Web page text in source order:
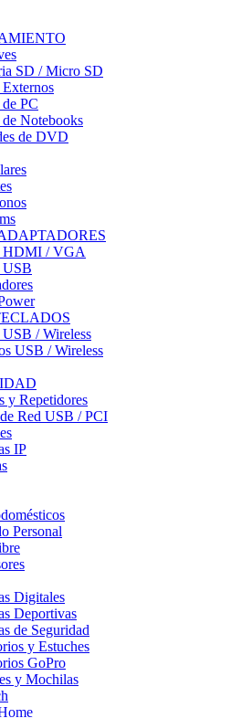
SD / Micro SD
PC
Notebooks
de DVD
HDMI / VGA
USB
/ Wireless
USB / Wireless
y Repetidores
Red USB / PCI
IP
Personal
Digitales
Deportivas
de Seguridad
y Estuches
GoPro
y Mochilas